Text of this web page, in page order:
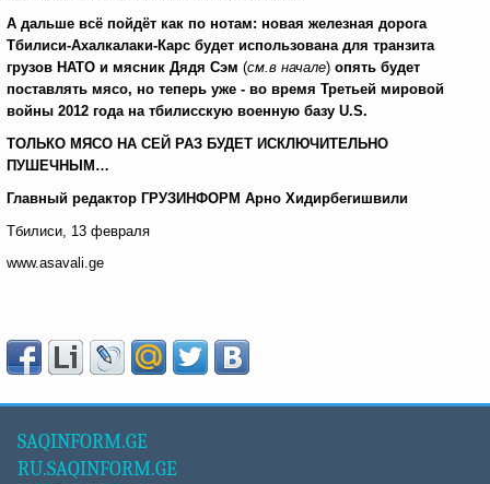
А дальше всё пойдёт как по нотам: новая железная дорога
Тбилиси-Ахалкалаки-Карс будет использована для транзита
грузов НАТО и мясник Дядя Сэм (см.в начале) опять будет
поставлять мясо, но теперь уже - во время Третьей мировой
войны 2012 года на тбилисскую военную базу U.S.
ТОЛЬКО МЯСО НА СЕЙ РАЗ БУДЕТ ИСКЛЮЧИТЕЛЬНО
ПУШЕЧНЫМ…
Главный редактор ГРУЗИНФОРМ Арно Хидирбегишвили
Тбилиси, 13 февраля
www.asavali.ge
SAQINFORM.GE
RU.SAQINFORM.GE